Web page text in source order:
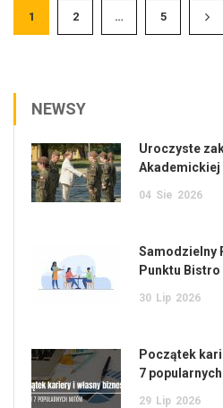
1 2 … 5
NEWSY
Uroczyste
Akademickiej
04 Sie 2026
Samodzielny
Punktu Bistro
30 Lip 2026
Początek
7
29 Lip 2026